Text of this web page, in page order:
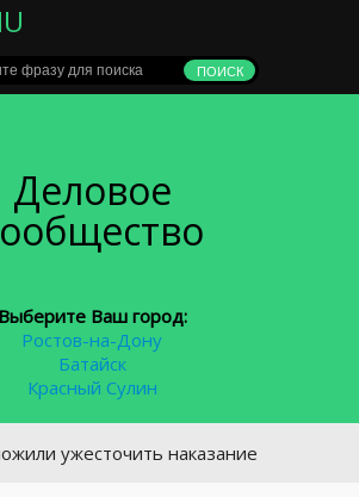
Деловое
Выберите Ваш город:
Ростов-на-Дону
Батайск
Красный Сулин
наказание за отказ от